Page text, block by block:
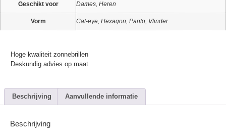
Geschikt voor Dames, Heren
Vorm Cat-eye, Hexagon, Panto, Vlinder
Hoge kwaliteit zonnebrillen
Deskundig advies op maat
Beschrijving Aanvullende informatie
Beschrijving